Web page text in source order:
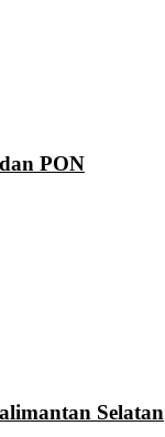
PON
Selatan